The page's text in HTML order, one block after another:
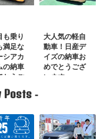
も乗り
満足な
シアカ
の納車
とうご
。
大人気の軽自
動車！日産デ
イズの納車お
めでとうござ
います。
Posts -